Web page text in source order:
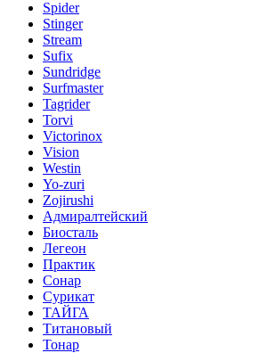
Spider
Stinger
Stream
Sufix
Sundridge
Surfmaster
Tagrider
Torvi
Victorinox
Vision
Westin
Yo-zuri
Zojirushi
Адмиралтейский
Биосталь
Легеон
Практик
Сонар
Сурикат
ТАЙГА
Титановый
Тонар